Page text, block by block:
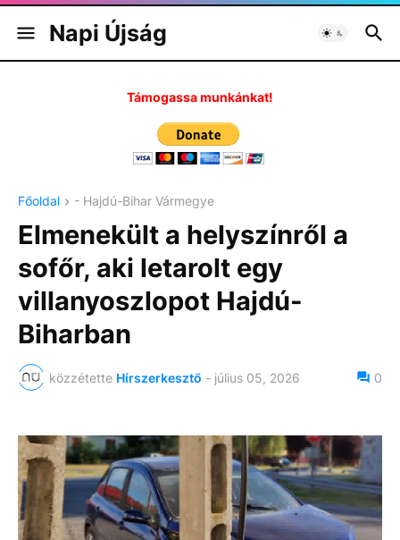
Napi Újság
Támogassa munkánkat!
Főoldal - Hajdú-Bihar Vármegye
Elmenekült a helyszínről a
sofőr, aki letarolt egy
villanyoszlopot Hajdú-
Biharban
közzétette Hírszerkesztő - július 05, 2026 0